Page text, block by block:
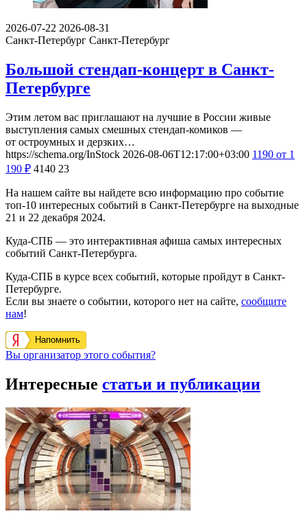
2026-07-22 2026-08-31
Санкт-Петербург Санкт-Петербург
Большой стендап-концерт в Санкт-
Петербурге
Этим летом вас приглашают на лучшие в России живые
выступления самых смешных стендап-комиков —
от остроумных и дерзких…
https://schema.org/InStock 2026-08-06T12:17:00+03:00 1190 от 1
190 ₽ 4140 23
На нашем сайте вы найдете всю информацию про событие
топ-10 интересных событий в Санкт-Петербурге на выходные
21 и 22 декабря 2024.
Куда-СПБ — это интерактивная афиша самых интересных
событий Санкт-Петербурга.
Куда-СПБ в курсе всех событий, которые пройдут в Санкт-
Петербурге.
Если вы знаете о событии, которого нет на сайте, сообщите
нам!
Напомнить
Вы организатор этого события?
Интересные статьи и публикации